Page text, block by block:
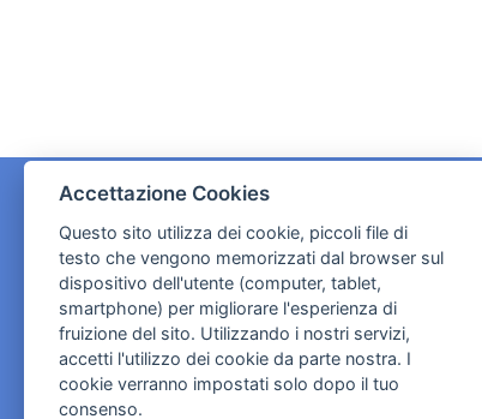
CONTATTI
Cookies e informativa privacy
Accettazione Cookies
Questo sito utilizza dei cookie, piccoli file di
testo che vengono memorizzati dal browser sul
dispositivo dell'utente (computer, tablet,
smartphone) per migliorare l'esperienza di
fruizione del sito. Utilizzando i nostri servizi,
accetti l'utilizzo dei cookie da parte nostra. I
cookie verranno impostati solo dopo il tuo
consenso.